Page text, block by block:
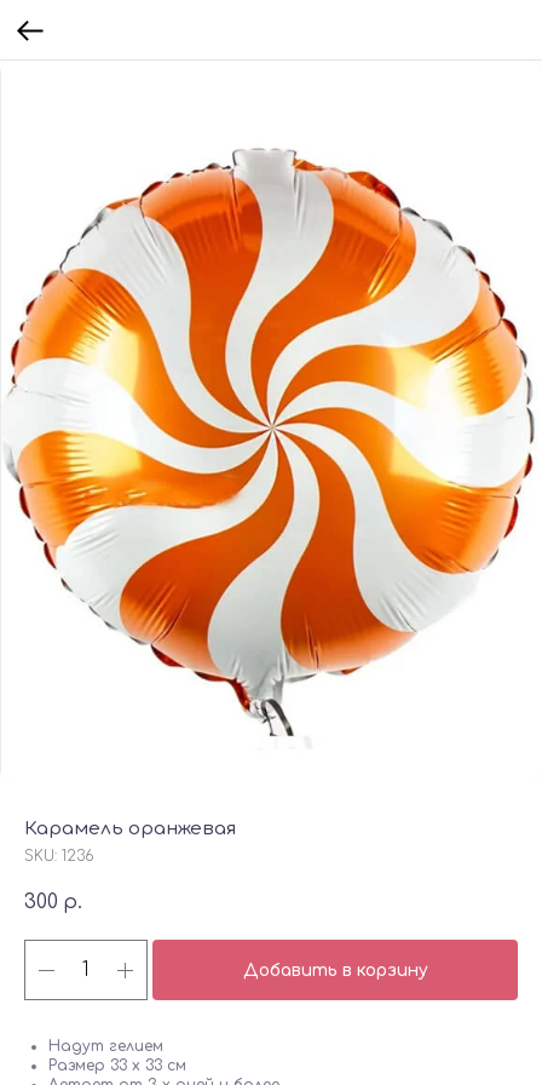
Карамель оранжевая
SKU: 1236
300 р.
Добавить в корзину
Надут гелием
Размер 33 х 33 см